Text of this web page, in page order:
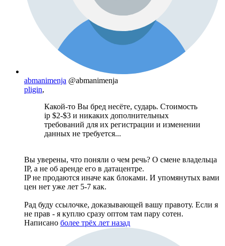
abmanimenja @abmanimenja
pligin,
Какой-то Вы бред несёте, сударь. Стоимость
ip $2-$3 и никаких дополнительных
требований для их регистрации и изменении
данных не требуется...
Вы уверены, что поняли о чем речь? О смене владельца
IP, а не об аренде его в датацентре.
IP не продаются иначе как блоками. И упомянутых вами
цен нет уже лет 5-7 как.
Рад буду ссылочке, доказывающей вашу правоту. Если я
не прав - я куплю сразу оптом там пару сотен.
Написано более трёх лет назад